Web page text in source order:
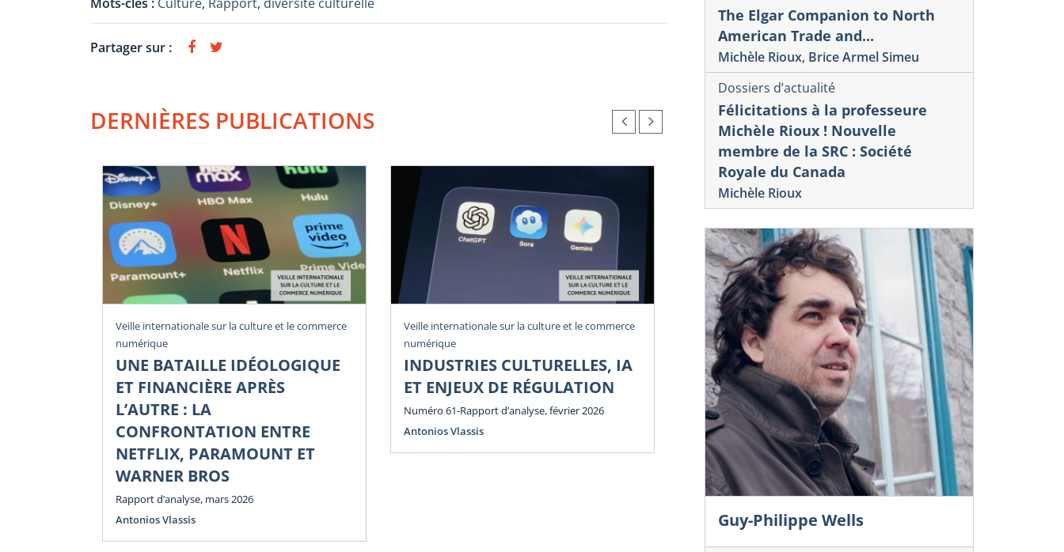
Partager sur :
DERNIÈRES PUBLICATIONS
Veille internationale sur la culture et le commerce
numérique
UNE BATAILLE IDÉOLOGIQUE
ET FINANCIÈRE APRÈS
L’AUTRE : LA
CONFRONTATION ENTRE
NETFLIX, PARAMOUNT ET
WARNER BROS
Rapport d’analyse, mars 2026
Antonios Vlassis
Veille internationale sur la culture et le commerce
numérique
INDUSTRIES CULTURELLES, IA
ET ENJEUX DE RÉGULATION
Numéro 61-Rapport d’analyse, février 2026
Antonios Vlassis
Veille internationale sur la culture et le commerce
numérique
PLATEFORMES NUMÉRIQUES,
ENJEUX DE RÉGLEMENTATION
ET ACTIVITÉS ÉCONOMIQUES
Numéro 60-Rapport d’analyse, décembre 2025
Antonios Vlassis
The Elgar Companion to North
American Trade and...
Michèle Rioux, Brice Armel Simeu
Dossiers d’actualité
Félicitations à la professeure
Michèle Rioux ! Nouvelle
membre de la SRC : Société
Royale du Canada
Michèle Rioux
Guy-Philippe Wells